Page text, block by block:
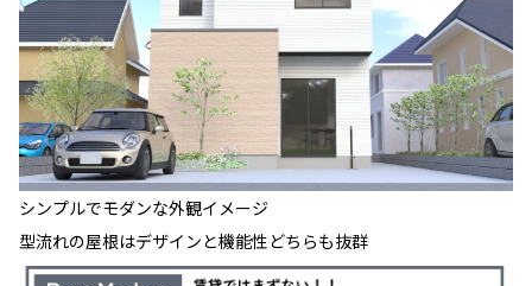
シンプルでモダンな外観イメージ
型流れの屋根はデザインと機能性どちらも抜群